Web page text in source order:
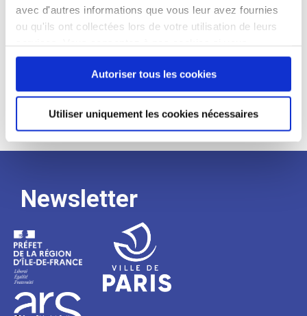
avec d'autres informations que vous leur avez fournies
ou qu'ils ont collectées lors de votre utilisation de leurs
continuez à utiliser notre site Web.
Autoriser tous les cookies
Utiliser uniquement les cookies nécessaires
Processus
de
recrutement
Newsletter